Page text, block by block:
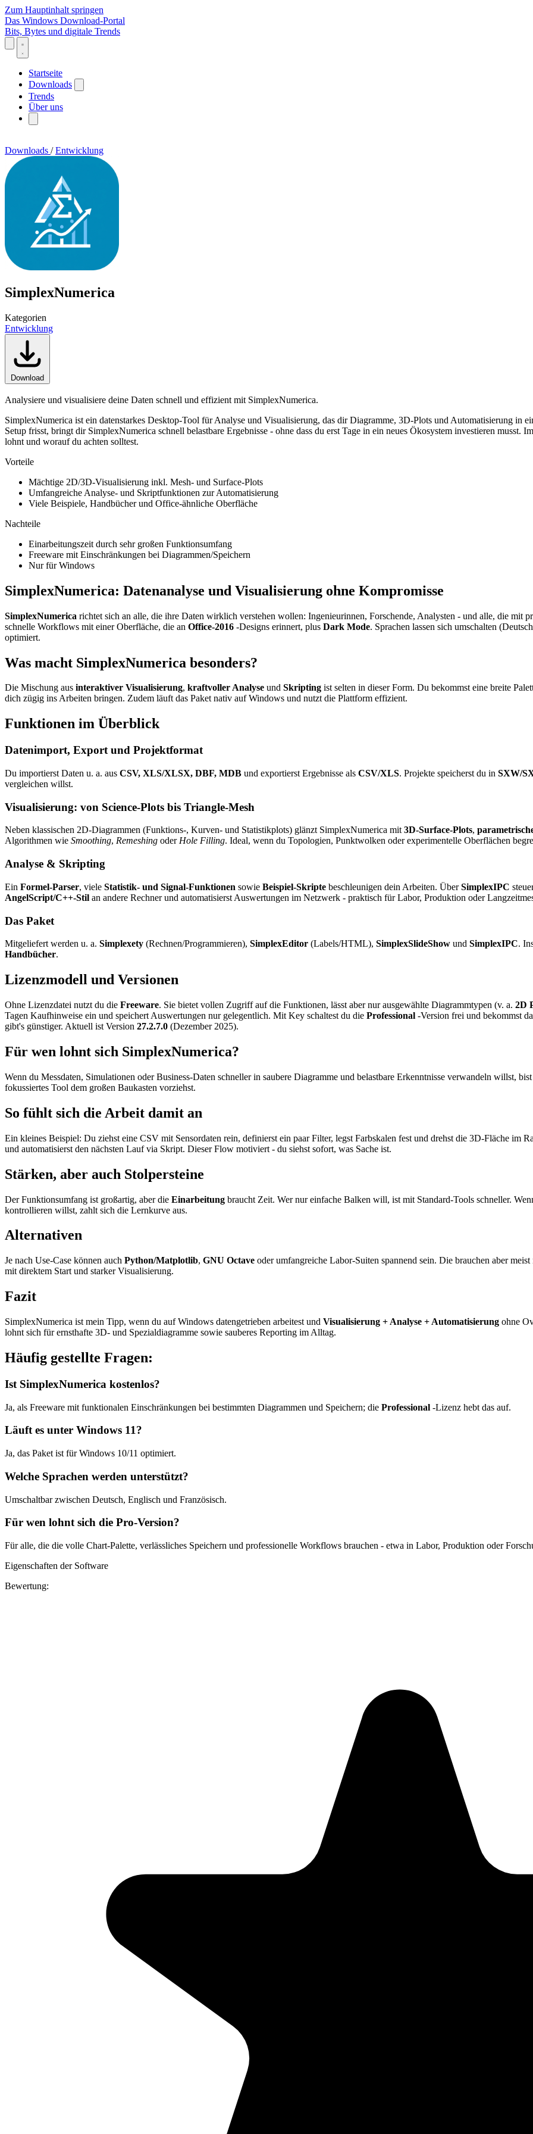
Zum Hauptinhalt springen
Das Windows Download-Portal
Bits, Bytes und digitale Trends
Startseite
Downloads
Trends
Über uns
Downloads / Entwicklung
SimplexNumerica
Kategorien
Entwicklung
Download
Analysiere und visualisiere deine Daten schnell und effizient mit SimplexNumerica.
SimplexNumerica ist ein datenstarkes Desktop-Tool für Analyse und Visualisierung, das dir Diagramme, 3D-Plots und Automatisierung in
Setup frisst, bringt dir SimplexNumerica schnell belastbare Ergebnisse - ohne dass du erst Tage in ein neues Ökosystem investieren musst.
lohnt und worauf du achten solltest.
Vorteile
Mächtige 2D/3D-Visualisierung inkl. Mesh- und Surface-Plots
Umfangreiche Analyse- und Skriptfunktionen zur Automatisierung
Viele Beispiele, Handbücher und Office-ähnliche Oberfläche
Nachteile
Einarbeitungszeit durch sehr großen Funktionsumfang
Freeware mit Einschränkungen bei Diagrammen/Speichern
Nur für Windows
SimplexNumerica: Datenanalyse und Visualisierung ohne Kompromisse
SimplexNumerica richtet sich an alle, die ihre Daten wirklich verstehen wollen: Ingenieurinnen, Forschende, Analysten - und alle, die mit
schnelle Workflows mit einer Oberfläche, die an Office-2016 -Designs erinnert, plus Dark Mode. Sprachen lassen sich umschalten
optimiert.
Was macht SimplexNumerica besonders?
Die Mischung aus interaktiver Visualisierung, kraftvoller Analyse und Skripting ist selten in dieser Form. Du bekommst eine breite
dich zügig ins Arbeiten bringen. Zudem läuft das Paket nativ auf Windows und nutzt die Plattform effizient.
Funktionen im Überblick
Datenimport, Export und Projektformat
Du importierst Daten u. a. aus CSV, XLS/XLSX, DBF, MDB und exportierst Ergebnisse als CSV/XLS. Projekte speicherst du in SXW/
vergleichen willst.
Visualisierung: von Science-Plots bis Triangle-Mesh
Neben klassischen 2D-Diagrammen (Funktions-, Kurven- und Statistikplots) glänzt SimplexNumerica mit3D-Surface-Plots,
Algorithmen wie Smoothing, Remeshing oderHole Filling. Ideal, wenn du Topologien, Punktwolken oder experimentelle Oberflächen
Analyse & Skripting
Ein Formel-Parser, viele Statistik- und Signal-Funktionen sowie Beispiel-Skripte beschleunigen dein Arbeiten. ÜberSimplexIPC
AngelScript/C++-Stil an andere Rechner und automatisierst Auswertungen im Netzwerk - praktisch für Labor, Produktion oder
Das Paket
Mitgeliefert werden u. a. Simplexety (Rechnen/Programmieren), SimplexEditor (Labels/HTML), SimplexSlideShow und SimplexIPC.
Handbücher.
Lizenzmodell und Versionen
Ohne Lizenzdatei nutzt du die Freeware. Sie bietet vollen Zugriff auf die Funktionen, lässt aber nur ausgewählte Diagrammtypen (v. a. 2D
Tagen Kaufhinweise ein und speichert Auswertungen nur gelegentlich. Mit Key schaltest du die Professional -Version frei und bekommst
gibt's günstiger. Aktuell ist Version 27.2.7.0 (Dezember 2025).
Für wen lohnt sich SimplexNumerica?
Wenn du Messdaten, Simulationen oder Business-Daten schneller in saubere Diagramme und belastbare Erkenntnisse verwandeln willst,
fokussiertes Tool dem großen Baukasten vorziehst.
So fühlt sich die Arbeit damit an
Ein kleines Beispiel: Du ziehst eine CSV mit Sensordaten rein, definierst ein paar Filter, legst Farbskalen fest und drehst die 3D-Fläche im
und automatisierst den nächsten Lauf via Skript. Dieser Flow motiviert - du siehst sofort, was Sache ist.
Stärken, aber auch Stolpersteine
Der Funktionsumfang ist großartig, aber die Einarbeitung braucht Zeit. Wer nur einfache Balken will, ist mit Standard-Tools schneller.
kontrollieren willst, zahlt sich die Lernkurve aus.
Alternativen
Je nach Use-Case können auch Python/Matplotlib, GNU Octave oder umfangreiche Labor-Suiten spannend sein. Die brauchen aber
mit direktem Start und starker Visualisierung.
Fazit
SimplexNumerica ist mein Tipp, wenn du auf Windows datengetrieben arbeitest und Visualisierung + Analyse + Automatisierung ohne
lohnt sich für ernsthafte 3D- und Spezialdiagramme sowie sauberes Reporting im Alltag.
Häufig gestellte Fragen:
Ist SimplexNumerica kostenlos?
Ja, als Freeware mit funktionalen Einschränkungen bei bestimmten Diagrammen und Speichern; die Professional -Lizenz hebt das auf.
Läuft es unter Windows 11?
Ja, das Paket ist für Windows 10/11 optimiert.
Welche Sprachen werden unterstützt?
Umschaltbar zwischen Deutsch, Englisch und Französisch.
Für wen lohnt sich die Pro-Version?
Für alle, die die volle Chart-Palette, verlässliches Speichern und professionelle Workflows brauchen - etwa in Labor, Produktion oder
Eigenschaften der Software
Bewertung: